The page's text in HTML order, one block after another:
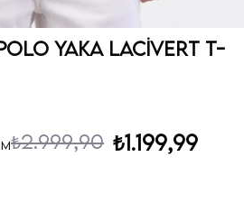
Yaka Lacivert T-
₺2.999,90 ₺1.199,99